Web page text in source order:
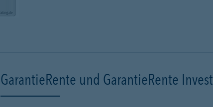
GarantieRente und GarantieRente Invest